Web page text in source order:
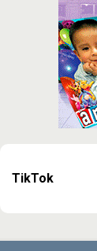
TikTok